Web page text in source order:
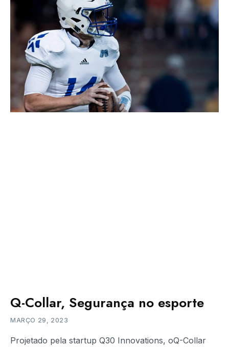
Q-Collar, Segurança no esporte
MARÇO 29, 2023
Projetado pela startup Q30 Innovations, oQ-Collar